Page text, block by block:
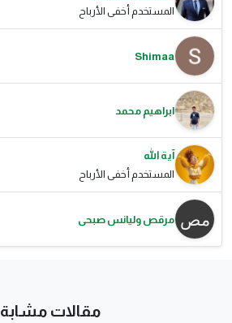
المستخدم أخفى الأرباح
Shimaa
ابراهيم محمد
آية الله
المستخدم أخفى الأرباح
مرقص وليانس صبحى
مقالات مشابة